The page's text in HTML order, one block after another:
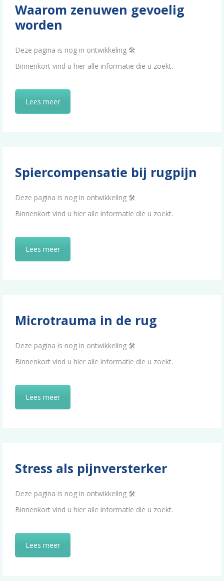
Waarom zenuwen gevoelig
worden
Deze pagina is nog in ontwikkeling 🛠️
Binnenkort vind u hier alle informatie die u zoekt.
Lees meer
Spiercompensatie bij rugpijn
Deze pagina is nog in ontwikkeling 🛠️
Binnenkort vind u hier alle informatie die u zoekt.
Lees meer
Microtrauma in de rug
Deze pagina is nog in ontwikkeling 🛠️
Binnenkort vind u hier alle informatie die u zoekt.
Lees meer
Stress als pijnversterker
Deze pagina is nog in ontwikkeling 🛠️
Binnenkort vind u hier alle informatie die u zoekt.
Lees meer